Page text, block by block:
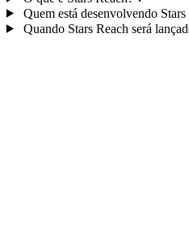
Quem está desenvolvendo Stars
Quando Stars Reach será